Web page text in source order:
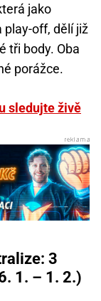
jako
play-off, dělí již
tři body. Oba
porážce.
sledujte živě
3
1. – 1. 2.)